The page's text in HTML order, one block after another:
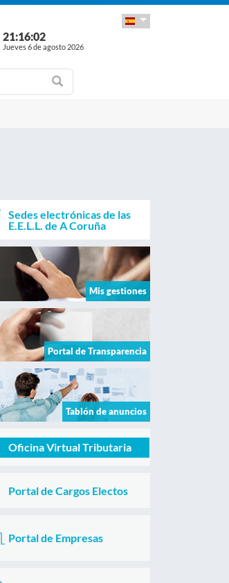
21:16:02
Jueves 6 de agosto 2026
Sedes electrónicas de las
E.E.L.L. de A Coruña
Mis gestiones
Portal de Transparencia
Tablón de anuncios
Oficina Virtual Tributaria
Portal de Cargos Electos
Portal de Empresas